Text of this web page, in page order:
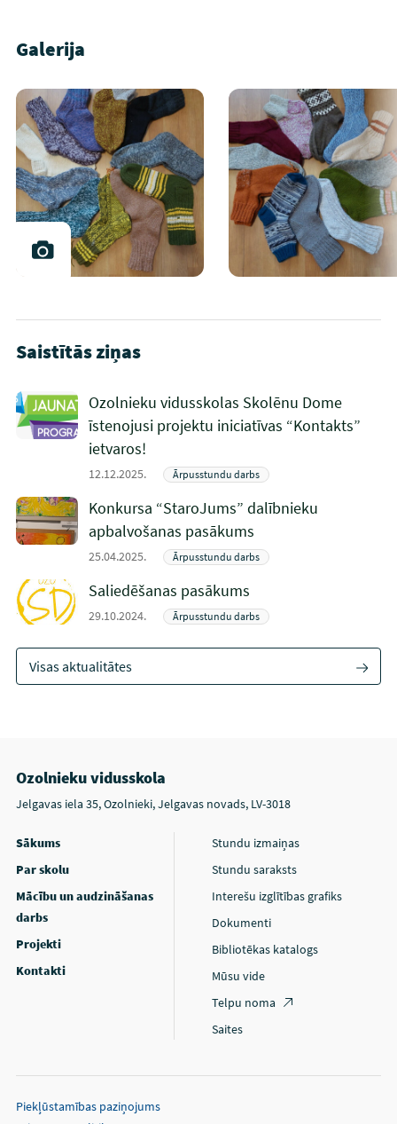
Galerija
Saistītās ziņas
Ozolnieku vidusskolas Skolēnu Dome
īstenojusi projektu iniciatīvas “Kontakts”
ietvaros!
12.12.2025. Ārpusstundu darbs
Konkursa “StaroJums” dalībnieku
apbalvošanas pasākums
25.04.2025. Ārpusstundu darbs
Saliedēšanas pasākums
29.10.2024. Ārpusstundu darbs
Visas aktualitātes
Ozolnieku vidusskola
Jelgavas iela 35, Ozolnieki, Jelgavas novads, LV-3018
Sākums
Par skolu
Mācību un audzināšanas
darbs
Projekti
Kontakti
Stundu izmaiņas
Stundu saraksts
Interešu izglītības grafiks
Dokumenti
Bibliotēkas katalogs
Mūsu vide
Telpu noma
Saites
Piekļūstamības paziņojums